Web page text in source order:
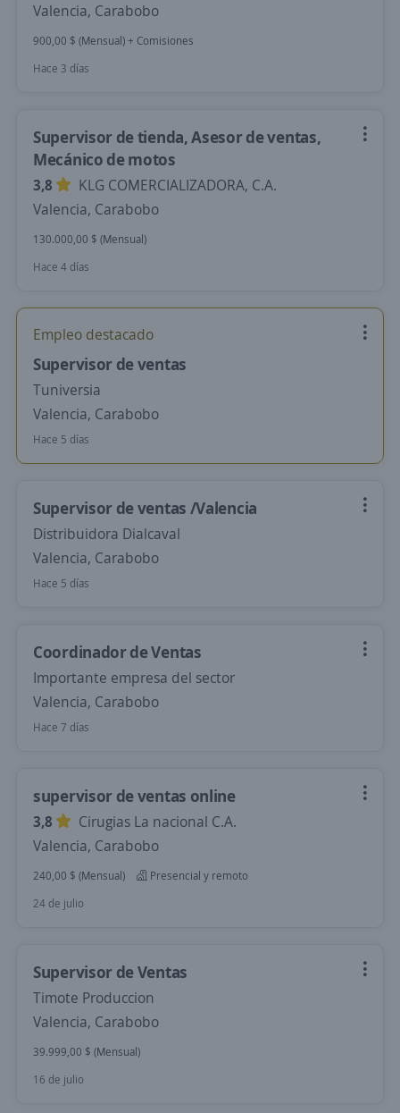
Valencia, Carabobo
900,00 $ (Mensual) + Comisiones
Hace 3 días
Supervisor de tienda, Asesor de ventas,
Mecánico de motos
3,8
KLG COMERCIALIZADORA, C.A.
Valencia, Carabobo
130.000,00 $ (Mensual)
Hace 4 días
Empleo destacado
Supervisor de ventas
Tuniversia
Valencia, Carabobo
Hace 5 días
Supervisor de ventas /Valencia
Distribuidora Dialcaval
Valencia, Carabobo
Hace 5 días
Coordinador de Ventas
Importante empresa del sector
Valencia, Carabobo
Hace 7 días
supervisor de ventas online
3,8
Cirugias La nacional C.A.
Valencia, Carabobo
240,00 $ (Mensual)
Presencial y remoto
24 de julio
Supervisor de Ventas
Timote Produccion
Valencia, Carabobo
39.999,00 $ (Mensual)
16 de julio